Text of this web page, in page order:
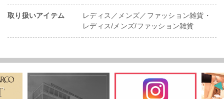
取り扱いアイテム
レディス／メンズ／ファッション雑貨・
レディス/メンズ/ファッション雑貨